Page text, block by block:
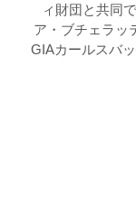
ィ財団と共同
ア・ブチェラッ
GIAカールスバ